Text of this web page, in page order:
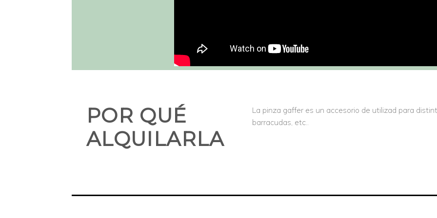
POR QUÉ
ALQUILARLA
La pinza gaffer es un accesorio de utilizad para
barracudas, etc..